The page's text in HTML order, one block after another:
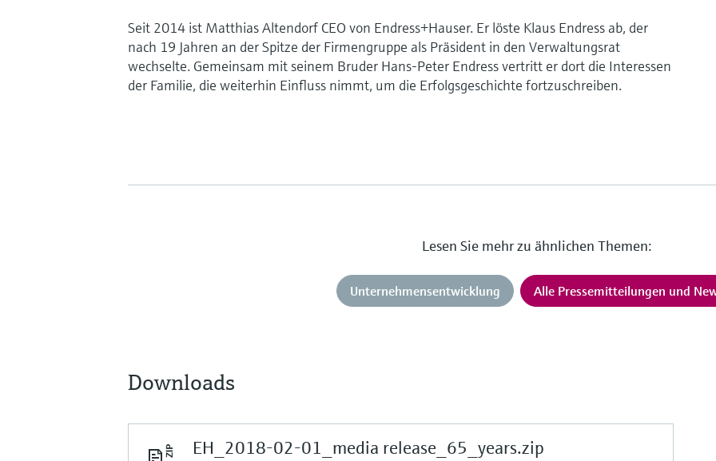
Seit 2014 ist Matthias Altendorf CEO von Endress+Hauser. Er löste Klaus Endress ab, der
nach 19 Jahren an der Spitze der Firmengruppe als Präsident in den Verwaltungsrat
wechselte. Gemeinsam mit seinem Bruder Hans-Peter Endress vertritt er dort die Interessen
der Familie, die weiterhin Einfluss nimmt, um die Erfolgsgeschichte fortzuschreiben.
Lesen Sie mehr zu ähnlichen Themen:
Unternehmensentwicklung Alle Pressemitteilungen und
Downloads
EH_2018-02-01_media release_65_years.zip